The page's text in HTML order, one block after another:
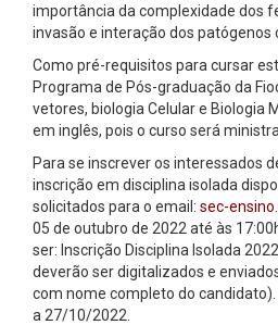
importância da complexidade dos
invasão e interação dos patógenos
Como pré-requisitos para cursar
Programa de Pós-graduação da
vetores, biologia Celular e Biologia
em inglês, pois o curso será
Para se inscrever os interessados
inscrição em disciplina isolada
solicitados para o email: sec-
05 de outubro de 2022 até às
ser: Inscrição Disciplina Isolada
deverão ser digitalizados e
com nome completo do
a 27/10/2022.